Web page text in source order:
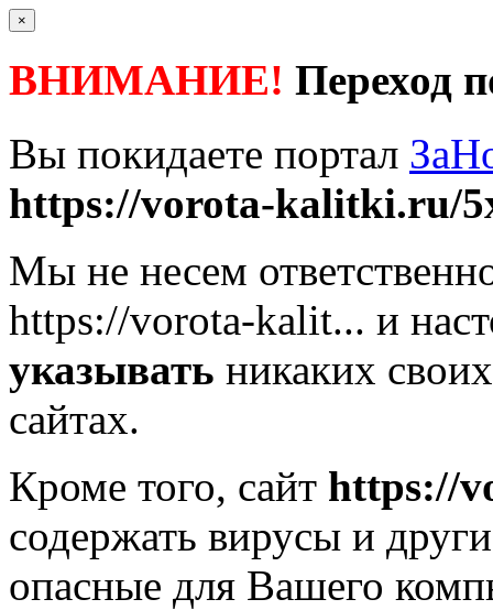
×
ВНИМАНИЕ! Переход
Вы покидаете портал
https://vorota-kalitki.ru/
Мы не несем
https://vorota-kalit... и
указывать никаких
сайтах.
Кроме того, сайт https://
содержать вирусы и
опасные для Вашего